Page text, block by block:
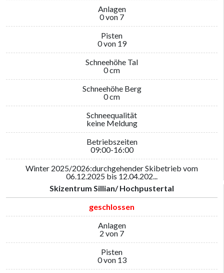
Anlagen
0 von 7
Pisten
0 von 19
Schneehöhe Tal
0 cm
Schneehöhe Berg
0 cm
Schneequalität
keine Meldung
Betriebszeiten
09:00-16:00
Winter 2025/2026:durchgehender Skibetrieb vom
06.12.2025 bis 12.04.202...
Skizentrum Sillian/ Hochpustertal
geschlossen
Anlagen
2 von 7
Pisten
0 von 13